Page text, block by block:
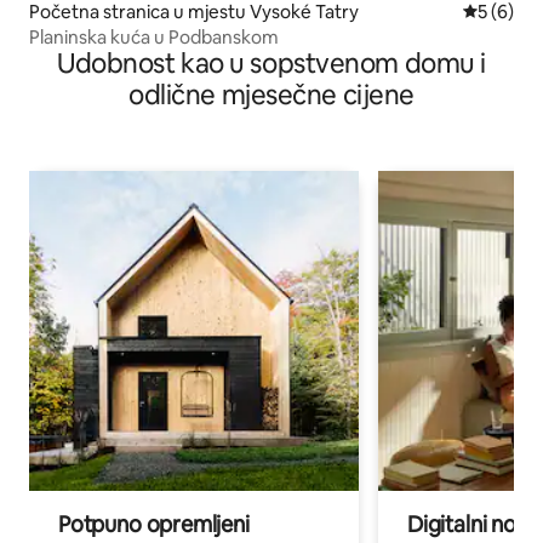
Početna stranica u mjestu Vysoké Tatry
5 (6)
Planinska kuća u Podbanskom
Udobnost kao u sopstvenom domu i
odlične mjesečne cijene
Potpuno opremljeni
Digitalni